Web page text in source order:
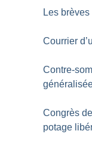
Les brèves
Courrier
Contre-
Congrès
potage